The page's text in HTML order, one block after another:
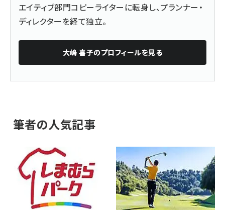
エイティブ部門コピーライターに転身し、プランナー・
ディレクターを経て独立。
大嶋 喜子のプロフィールを見る
筆者の人気記事